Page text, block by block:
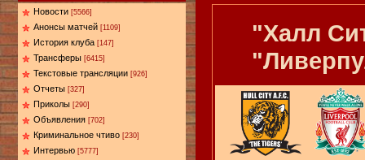
Новости [5566]
Анонсы матчей [1109]
История клуба [147]
Трансферы [6415]
Текстовые трансляции [926]
Отчеты [327]
Приколы [290]
Объявления [702]
Криминальное чтиво [230]
Интервью [5777]
"Халл